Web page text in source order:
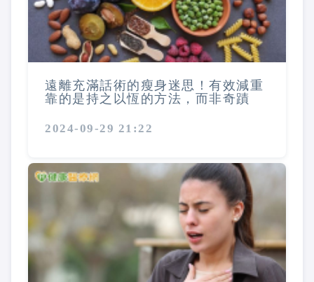
遠離充滿話術的瘦身迷思！有效減重
靠的是持之以恆的方法，而非奇蹟
2024-09-29 21:22